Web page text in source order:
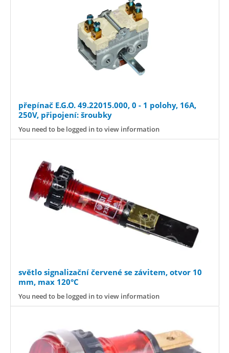
přepínač E.G.O. 49.22015.000, 0 - 1 polohy, 16A,
250V, připojení: šroubky
You need to be logged in to view information
světlo signalizační červené se závitem, otvor 10
mm, max 120°C
You need to be logged in to view information